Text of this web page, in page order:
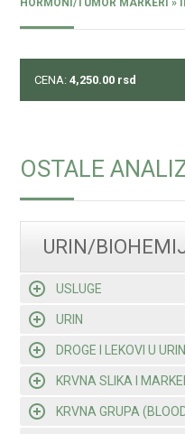
HORMONI/TUMOR MARKERI »
CENA: 4,250.00 rsd
OSTALE
URIN/
USLUGE
URIN
DROGE I LEKOVI U
KRVNA SLIKA I
KRVNA GRUPA